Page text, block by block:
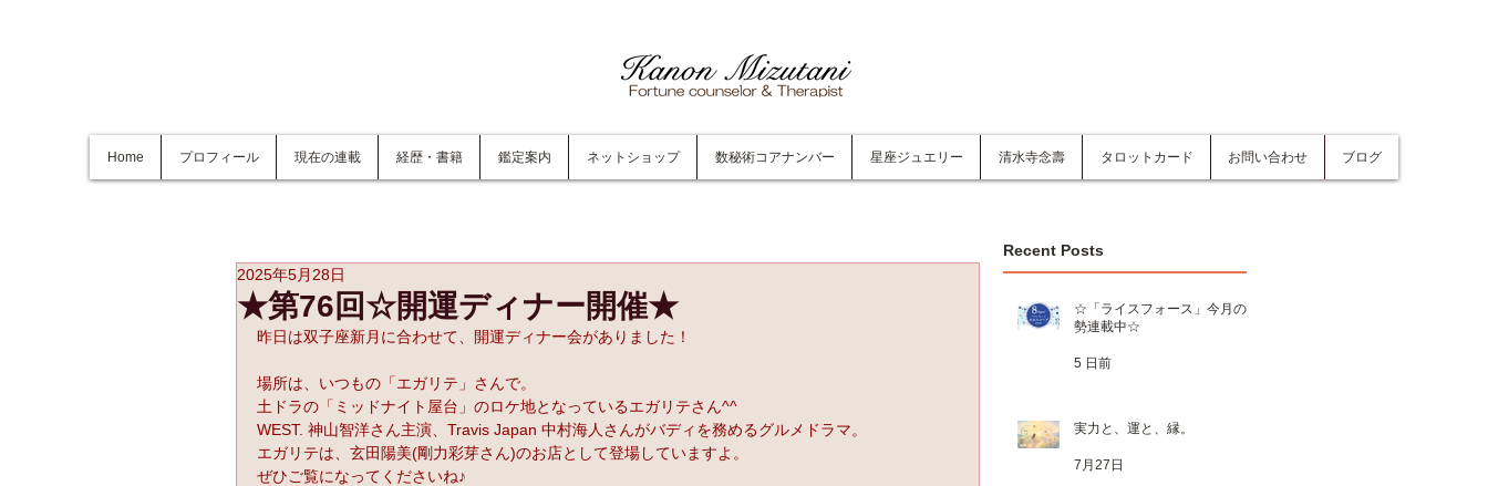
Home プロフィール 現在の連載 経歴・書籍 鑑定案内 ネットショップ 数秘術コアナンバー 星座ジュエリー 清水寺念壽 タロットカード お問い合わせ ブログ
★第76回☆開運ディナー開催★
2025年5月28日
昨日は双子座新月に合わせて、開運ディナー会がありました！
場所は、いつもの「エガリテ」さんで。
土ドラの「ミッドナイト屋台」のロケ地となっているエガリテさん^^
WEST. 神山智洋さん主演、Travis Japan 中村海人さんがバディを務めるグルメドラマ。
エガリテは、玄田陽美(剛力彩芽さん)のお店として登場していますよ。
ぜひご覧になってくださいね♪
Recent Posts
☆「ライスフォース」今月の運
勢連載中☆
5 日前
実力と、運と、縁。
7月27日